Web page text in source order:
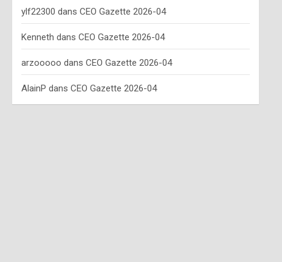
ylf22300 dans CEO Gazette 2026-04
Kenneth dans CEO Gazette 2026-04
arzooooo dans CEO Gazette 2026-04
AlainP dans CEO Gazette 2026-04